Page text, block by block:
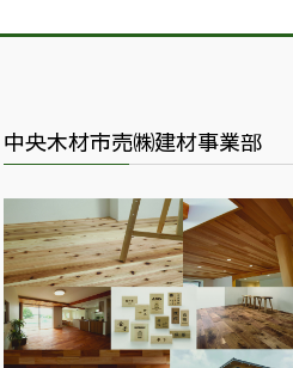
中央木材市売㈱建材事業部